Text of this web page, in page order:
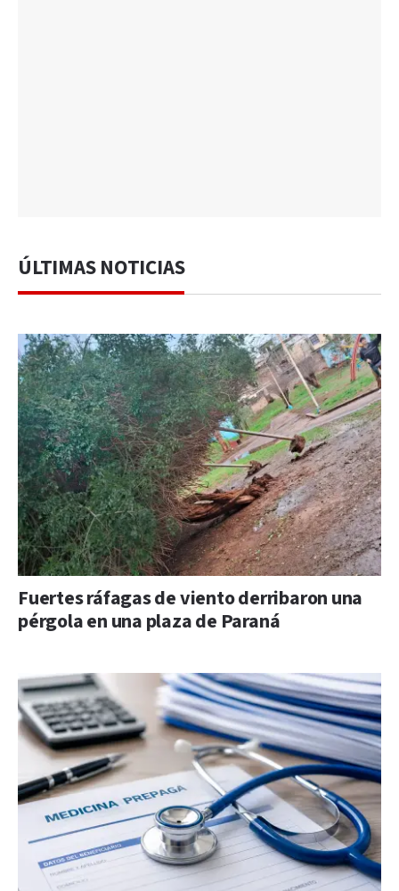
ÚLTIMAS NOTICIAS
Fuertes ráfagas de viento derribaron una
pérgola en una plaza de Paraná